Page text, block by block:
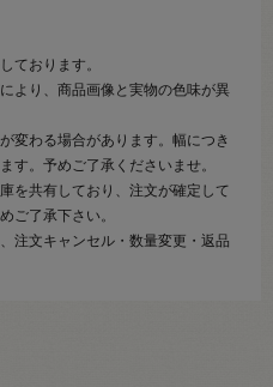
ております。
より、商品画像と実物の色味が異
変わる場合があります。幅につき
す。予めご了承くださいませ。
を共有しており、注文が確定して
ご了承下さい。
注文キャンセル・数量変更・返品